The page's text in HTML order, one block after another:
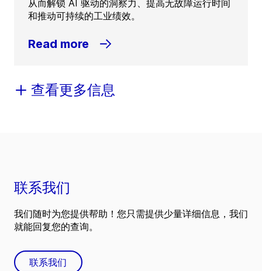
从而解锁 AI 驱动的洞察力、提高无故障运行时间
和推动可持续的工业绩效。
Read more
查看更多信息
联系我们
我们随时为您提供帮助！您只需提供少量详细信息，我们
就能回复您的查询。
联系我们